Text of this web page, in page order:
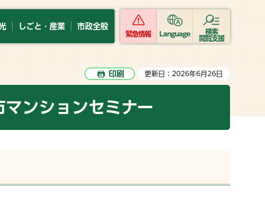
しごと・産業 市政全般
緊急情報 Language
検索
閲覧支援
印刷 更新日：2026年6月26日
ンションセミナー